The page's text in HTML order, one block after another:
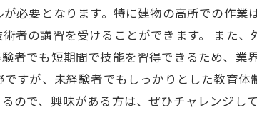
必要となります。特に建物の高所での作業
者の講習を受けることができます。 また、
者でも短期間で技能を習得できるため、業
すが、未経験者でもしっかりとした教育体
ので、興味がある方は、ぜひチャレンジし